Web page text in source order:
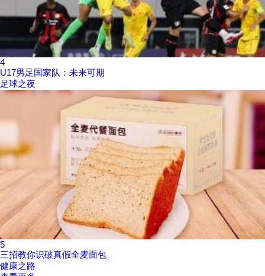
4
U17男足国家队：未来可期
足球之夜
5
三招教你识破真假全麦面包
健康之路